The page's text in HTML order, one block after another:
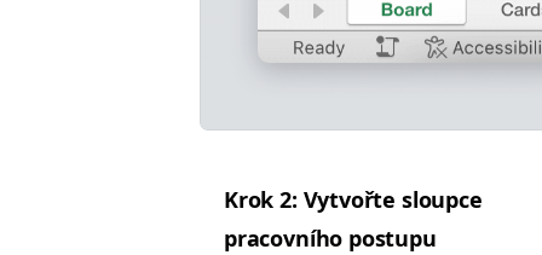
Krok 2: Vytvořte sloupce
pra­cov­ního postupu